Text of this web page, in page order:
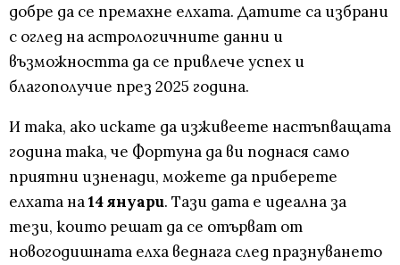
добре да се премахне елхата. Датите са избрани
с оглед на астрологичните данни и
възможността да се привлече успех и
благополучие през 2025 година.
И така, ако искате да изживеете настъпващата
година така, че Фортуна да ви поднася само
приятни изненади, можете да приберете
елхата на14 януари. Тази дата е идеална за
тези, които решат да се отърват от
новогодишната елха веднага след празнуването